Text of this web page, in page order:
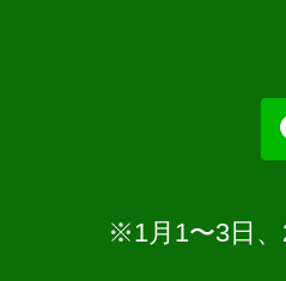
※1月1〜3日